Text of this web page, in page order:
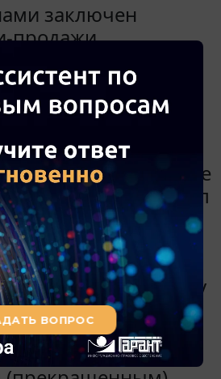
заключен
продажи
по сделке
использованием
покупателя и
что отражено в
договору часть
в размере
продавец получил
до подписания
часть - после
права
Если расчеты между
является ли
продажи